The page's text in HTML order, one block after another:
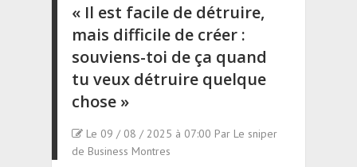
« Il est facile de détruire,
mais difficile de créer :
souviens-toi de ça quand
tu veux détruire quelque
chose »
Le 09 / 08 / 2025 à 07:00 Par Le sniper
de Business Montres